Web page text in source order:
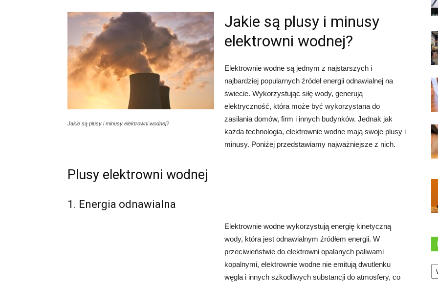
Jakie są plusy i minusy elektrowni wodnej?
Jakie są plusy i minusy
elektrowni wodnej?
Elektrownie wodne są jednym z najstarszych i
najbardziej popularnych źródeł energii odnawialnej na
świecie. Wykorzystując siłę wody, generują
elektryczność, która może być wykorzystana do
zasilania domów, firm i innych budynków. Jednak jak
każda technologia, elektrownie wodne mają swoje plusy i
minusy. Poniżej przedstawiamy najważniejsze z nich.
Plusy elektrowni wodnej
1. Energia odnawialna
Elektrownie wodne wykorzystują energię kinetyczną
wody, która jest odnawialnym źródłem energii. W
przeciwieństwie do elektrowni opalanych paliwami
kopalnymi, elektrownie wodne nie emitują dwutlenku
węgla i innych szkodliwych substancji do atmosfery, co